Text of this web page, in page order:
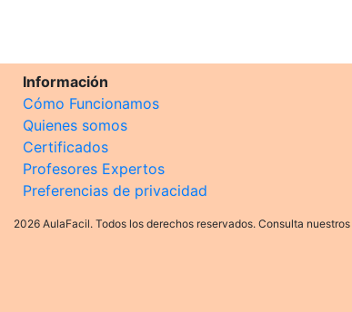
Información
Cómo Funcionamos
Quienes somos
Certificados
Profesores Expertos
Preferencias de privacidad
2026 AulaFacil. Todos los derechos reservados. Consulta nuestros